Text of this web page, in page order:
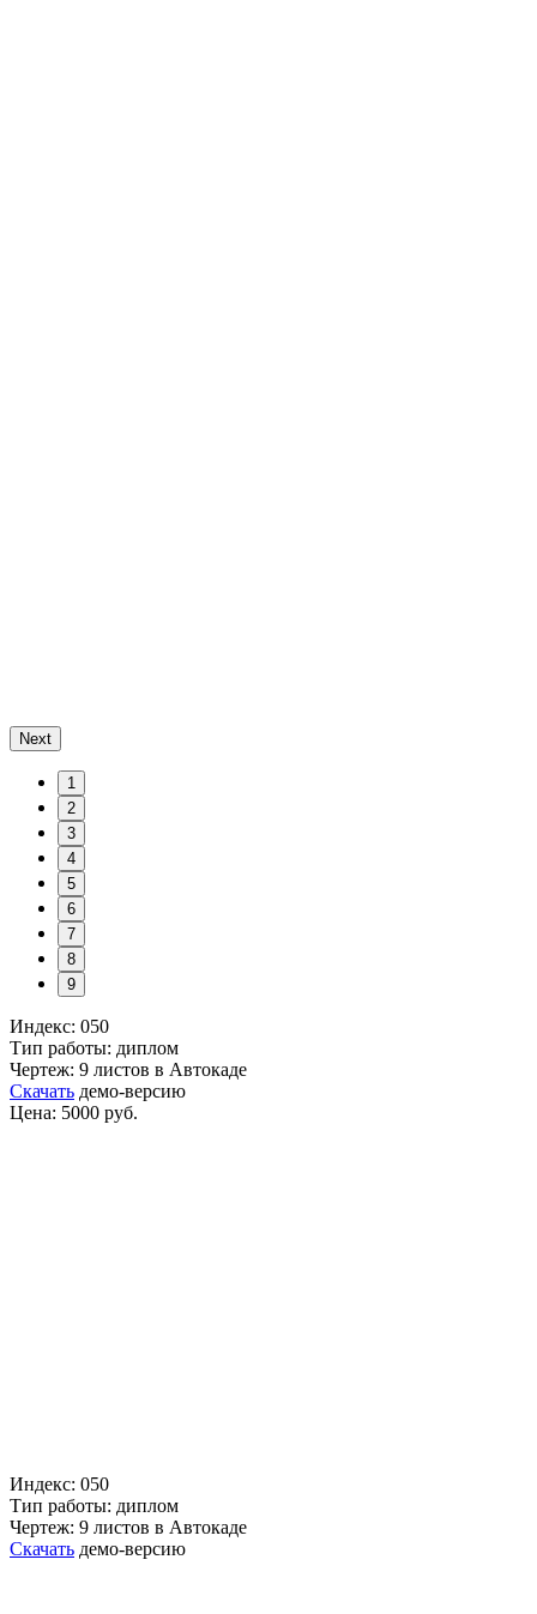
Next
1
2
3
4
5
6
7
8
9
Индекс: 050
Тип работы: диплом
Чертеж: 9 листов в Автокаде
Скачать демо-версию
Цена: 5000 руб.
Индекс: 050
Тип работы: диплом
Чертеж: 9 листов в Автокаде
Скачать демо-версию